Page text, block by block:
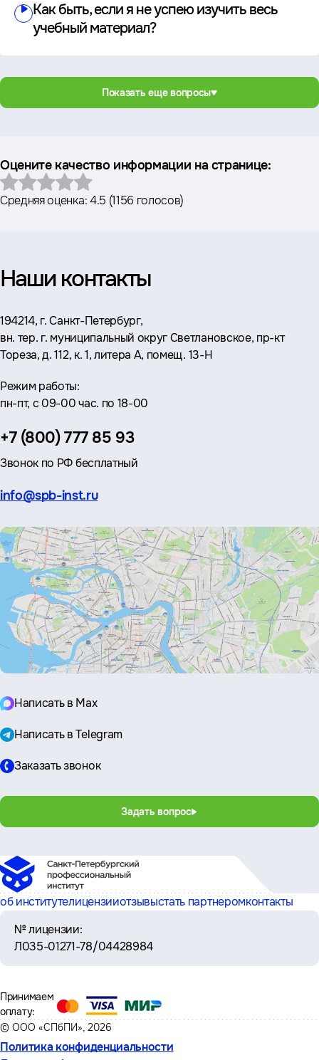
Как быть, если я не успею изучить весь
учебный материал?
Показать еще вопросы
Оцените качество информации на странице:
Средняя оценка:4.5 (1156 голосов)
Наши контакты
Адрес:
194214, г. Санкт-Петербург,
вн. тер. г. муниципальный округ Светлановское, пр-кт
Тореза, д. 112, к. 1, литера А, помещ. 13-Н
Режим работы:
пн-пт, с 09-00 час. по 18-00
Телефон:
+7 (800) 777 85 93
Звонок по РФ бесплатный
Эл.
info@spb-inst.ru
Написать в Max
Написать в Telegram
Заказать звонок
Задать вопрос
об институтелицензииотзывыстать партнеромконтакты
№ лицензии:
Л035-01271-78/04428984
© ООО «СПбПИ», 2026
Политика конфиденциальности
Принимаем
оплату: